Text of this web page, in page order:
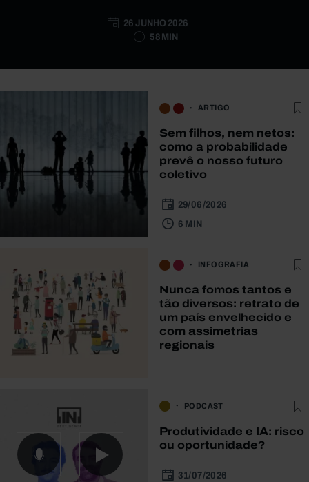
26 JUNHO 2026
58 MIN
ARTIGO
Sem filhos, nem netos:
como a probabilidade
prevê o nosso futuro
coletivo
29/06/2026
6 MIN
INFOGRAFIA
Nunca fomos tantos e
tão diversos: retrato de
um país envelhecido e
com assimetrias
regionais
PODCAST
Produtividade e IA: risco
ou oportunidade?
31/07/2026